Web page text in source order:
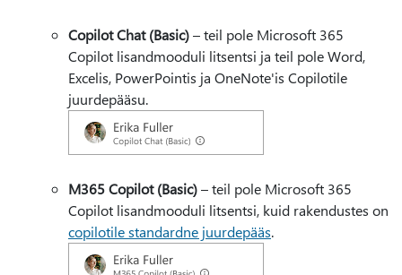
Copilot Chat (Basic)– teil pole Microsoft 365
Copilot lisandmooduli litsentsi ja teil pole Word,
Excelis, PowerPointis ja OneNote'is Copilotile
juurdepääsu.
M365 Copilot (Basic)– teil pole Microsoft 365
Copilot lisandmooduli litsentsi, kuid rakendustes on
copilotile standardne juurdepääs.